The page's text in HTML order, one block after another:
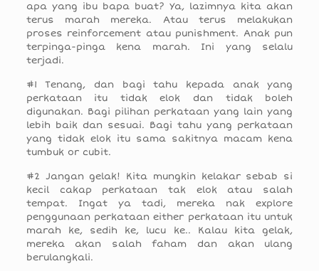
apa yang ibu bapa buat? Ya, lazimnya kita akan
terus marah mereka. Atau terus melakukan
proses reinforcement atau punishment. Anak pun
terpinga-pinga kena marah. Ini yang selalu
terjadi.
#1 Tenang, dan bagi tahu kepada anak yang
perkataan itu tidak elok dan tidak boleh
digunakan. Bagi pilihan perkataan yang lain yang
lebih baik dan sesuai. Bagi tahu yang perkataan
yang tidak elok itu sama sakitnya macam kena
tumbuk or cubit.
#2 Jangan gelak! Kita mungkin kelakar sebab si
kecil cakap perkataan tak elok atau salah
tempat. Ingat ya tadi, mereka nak explore
penggunaan perkataan either perkataan itu untuk
marah ke, sedih ke, lucu ke.. Kalau kita gelak,
mereka akan salah faham dan akan ulang
berulangkali.